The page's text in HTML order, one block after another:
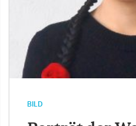
BILD